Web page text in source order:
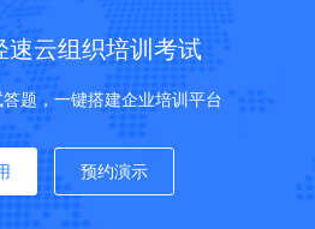
速云组织培训考试
题，一键搭建企业培训平台
预约演示